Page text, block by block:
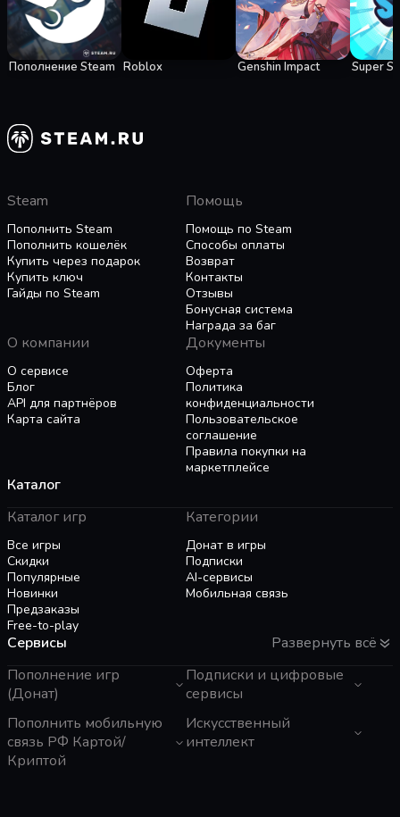
Пополнение Steam Roblox Genshin Impact Super
Steam
Пополнить Steam
Пополнить кошелёк
Купить через подарок
Купить ключ
Гайды по Steam
Помощь
Помощь по Steam
Способы оплаты
Возврат
Контакты
Отзывы
Бонусная система
Награда за баг
О компании
О сервисе
Блог
API для партнёров
Карта сайта
Документы
Оферта
Политика
конфиденциальности
Пользовательское
соглашение
Правила покупки на
маркетплейсе
Каталог
Каталог игр
Все игры
Скидки
Популярные
Новинки
Предзаказы
Free-to-play
Категории
Донат в игры
Подписки
AI-сервисы
Мобильная связь
Сервисы
Развернуть всё
Пополнение игр
(Донат)
GTA 6
Пополнение Steam
Roblox
Genshin Impact
Подписки и цифровые
сервисы
Telegram Звезды
Apple ID
Пополнить мобильную
связь РФ Картой/
Криптой
Искусственный
интеллект